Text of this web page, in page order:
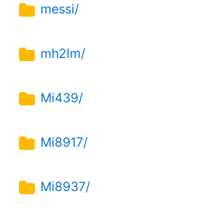
messi/
mh2lm/
Mi439/
Mi8917/
Mi8937/